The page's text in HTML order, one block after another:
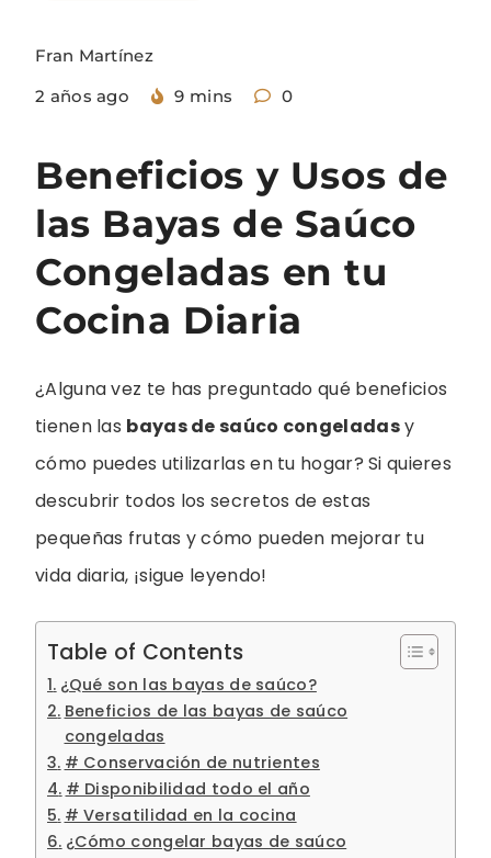
Fran Martínez
2 años ago
9 mins 0
Beneficios y Usos de
las Bayas de Saúco
Congeladas en tu
Cocina Diaria
¿Alguna vez te has preguntado qué beneficios
tienen las bayas de saúco congeladasy
cómo puedes utilizarlas en tu hogar? Si quieres
descubrir todos los secretos de estas
pequeñas frutas y cómo pueden mejorar tu
vida diaria, ¡sigue leyendo!
Table of Contents
¿Qué son las bayas de saúco?
Beneficios de las bayas de saúco
congeladas
# Conservación de nutrientes
# Disponibilidad todo el año
# Versatilidad en la cocina
¿Cómo congelar bayas de saúco